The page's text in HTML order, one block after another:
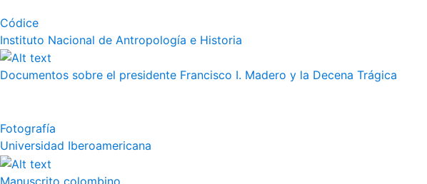
Códice
Instituto Nacional de Antropología e Historia
Documentos sobre el presidente Francisco I. Madero y la Decena Trágica
Fotografía
Universidad Iberoamericana
Manuscrito colombino